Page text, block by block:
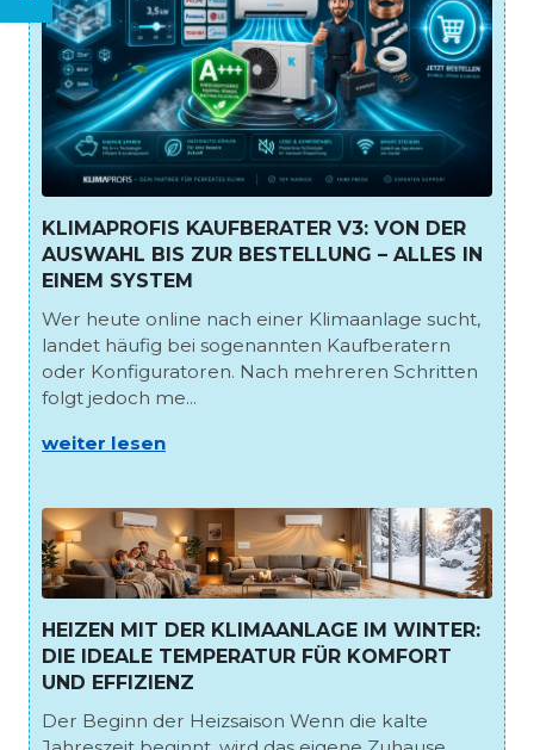
KLIMAPROFIS KAUFBERATER V3: VON DER
AUSWAHL BIS ZUR BESTELLUNG – ALLES IN
EINEM SYSTEM
Wer heute online nach einer Klimaanlage sucht,
landet häufig bei sogenannten Kaufberatern
oder Konfiguratoren. Nach mehreren Schritten
folgt jedoch me...
weiter lesen
HEIZEN MIT DER KLIMAANLAGE IM WINTER:
DIE IDEALE TEMPERATUR FÜR KOMFORT
UND EFFIZIENZ
Der Beginn der Heizsaison Wenn die kalte